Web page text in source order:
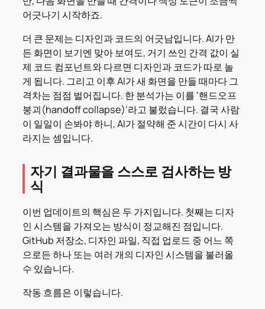
어긋나기 시작하죠.
더 큰 문제는 디자인과 코드의 어긋남입니다. AI가 만
든 화면이 보기엔 맞아 보여도, 거기 쓰인 간격 값이 실
제 코드 컴포넌트와 다르면 디자인과 코드가 따로 놀
게 됩니다. 그리고 이후 AI가 새 화면을 만들 때마다 그
격차는 점점 벌어집니다. 한 분석가는 이를 ‘핸드오프
붕괴(handoff collapse)’라고 불렀습니다. 결국 사람
이 일일이 손봐야 하니, AI가 절약해 준 시간이 다시 사
라지는 셈입니다.
자기 결과물을 스스로 검사하는 방
식
이번 업데이트의 핵심은 두 가지입니다. 첫째는 디자
인 시스템을 가져오는 방식이 정교해진 점입니다.
GitHub 저장소, 디자인 파일, 직접 업로드 중 어느 쪽
으로든 하나 또는 여러 개의 디자인 시스템을 불러올
수 있습니다.
작동 흐름은 이렇습니다.